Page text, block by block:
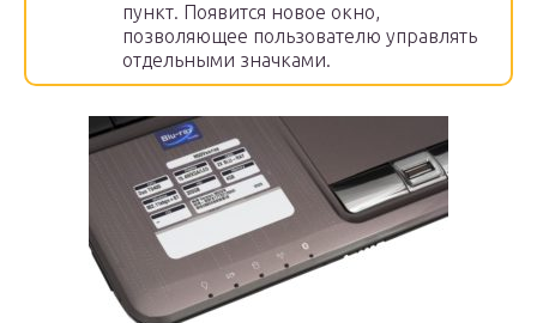
пункт. Появится новое окно,
позволяющее пользователю управлять
отдельными значками.